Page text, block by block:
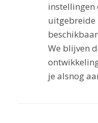
instellingen
We blijven
je alsnog